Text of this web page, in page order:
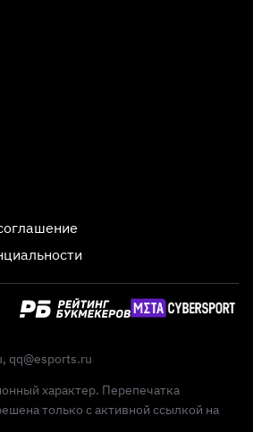
qq@esports.ru
характер. Перепечатка
только с активной ссылкой на